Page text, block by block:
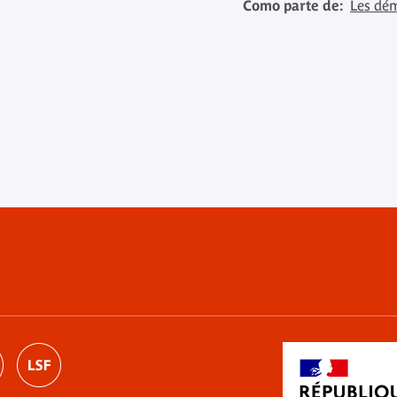
Como parte de: Les